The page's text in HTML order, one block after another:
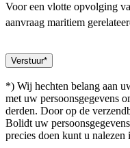
Voor een vlotte opvolging
aanvraag maritiem
*) Wij hechten belang aan
met uw persoonsgegevens
derden. Door op de
Bolidt uw
precies doen kunt u nalezen